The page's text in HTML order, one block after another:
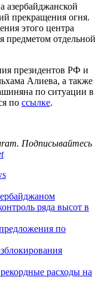
азербайджанской
прекращения огня.
этого центра
предметом отдельной
президентов РФ и
Алиева, а также
по ситуации в
по ссылке.
Подписывайтесь
ряда высот в
по
расходы на